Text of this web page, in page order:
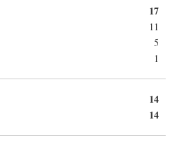
17
11
5
1
14
14